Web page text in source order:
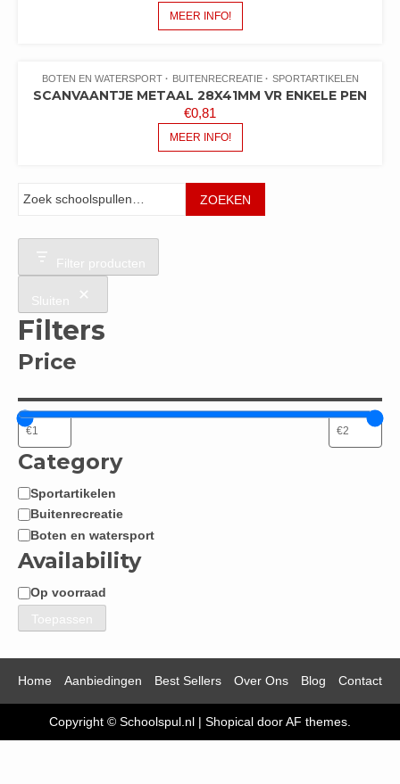
MEER INFO!
BOTEN EN WATERSPORT BUITENRECREATIE SPORTARTIKELEN
SCANVAANTJE METAAL 28X41MM VR ENKELE PEN
€0,81
MEER INFO!
ZOEKEN
Filter producten
Sluiten
Filters
Price
Category
Categorie
Sportartikelen
Buitenrecreatie
Boten en watersport
Availability
Beschikbaarheid
Op voorraad
Toepassen
Home Aanbiedingen Best Sellers Over Ons Blog Contact
Copyright © Schoolspul.nl | Shopical door AF themes.